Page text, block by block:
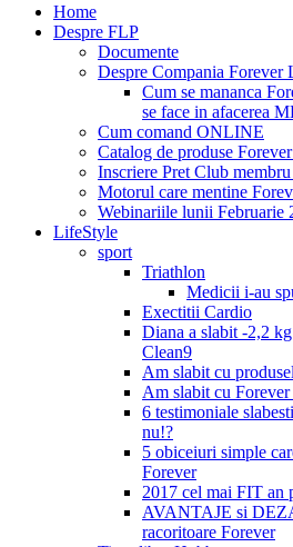
Home
Despre FLP
Documente
Despre Compania Forever
Cum se mananca
se face in afacerea
Cum comand ONLINE
Catalog de produse
Inscriere Pret Club
Motorul care mentine
Webinariile lunii Februarie
LifeStyle
sport
Triathlon
Medicii i-au
Exectitii Cardio
Diana a slabit -2,2
Clean9
Am slabit cu
Am slabit cu
6 testimoniale
nu!?
5 obiceiuri simple
Forever
2017 cel mai FIT an
AVANTAJE si
racoritoare Forever